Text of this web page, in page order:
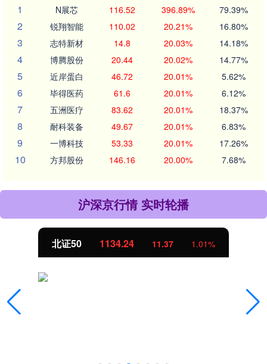
1
N展芯 116.52 396.89% 79.39%
2 锐翔智能 110.02 20.21% 16.80%
3 志特新材 14.8 20.03% 14.18%
4 博腾股份 20.44 20.02% 14.77%
5 近岸蛋白 46.72 20.01% 5.62%
6 毕得医药 61.6 20.01% 6.12%
7 五洲医疗 83.62 20.01% 18.37%
8 耐科装备 49.67 20.01% 6.83%
9 一博科技 53.33 20.01% 17.26%
10 方邦股份 146.16 20.00% 7.68%
沪深京行情 实时轮播
北证50 1134.24 11.37 1.01%